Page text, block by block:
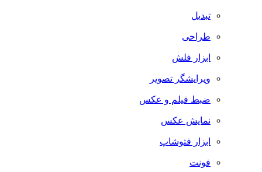
تبدیل
طراحی
ابزار فلش
ویرایشگر تصویر
ضبط فيلم و عكس
نمایش عکس
ابزار فتوشاپ
فونت